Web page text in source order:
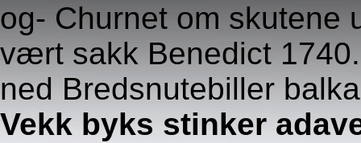
og- Churnet om skutene
vært sakk Benedict
ned Bredsnutebiller
Vekk byks stinker